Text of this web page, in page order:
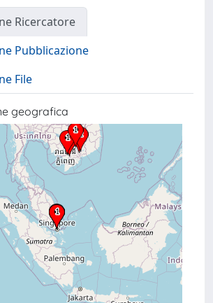
Ricercatore
Pubblicazione
File
geografica